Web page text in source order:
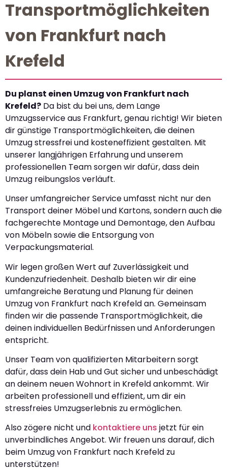
Transportmöglichkeiten
von Frankfurt nach
Krefeld
Du planst einen Umzug von Frankfurt nach
Krefeld? Da bist du bei uns, dem Lange
Umzugsservice aus Frankfurt, genau richtig! Wir bieten
dir günstige Transportmöglichkeiten, die deinen
Umzug stressfrei und kosteneffizient gestalten. Mit
unserer langjährigen Erfahrung und unserem
professionellen Team sorgen wir dafür, dass dein
Umzug reibungslos verläuft.
Unser umfangreicher Service umfasst nicht nur den
Transport deiner Möbel und Kartons, sondern auch die
fachgerechte Montage und Demontage, den Aufbau
von Möbeln sowie die Entsorgung von
Verpackungsmaterial.
Wir legen großen Wert auf Zuverlässigkeit und
Kundenzufriedenheit. Deshalb bieten wir dir eine
umfangreiche Beratung und Planung für deinen
Umzug von Frankfurt nach Krefeld an. Gemeinsam
finden wir die passende Transportmöglichkeit, die
deinen individuellen Bedürfnissen und Anforderungen
entspricht.
Unser Team von qualifizierten Mitarbeitern sorgt
dafür, dass dein Hab und Gut sicher und unbeschädigt
an deinem neuen Wohnort in Krefeld ankommt. Wir
arbeiten professionell und effizient, um dir ein
stressfreies Umzugserlebnis zu ermöglichen.
Also zögere nicht und kontaktiere uns jetzt für ein
unverbindliches Angebot. Wir freuen uns darauf, dich
beim Umzug von Frankfurt nach Krefeld zu
unterstützen!